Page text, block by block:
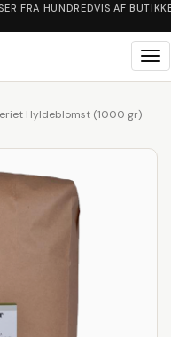
FRA HUNDREDVIS AF
Hyldeblomst (1000 gr)